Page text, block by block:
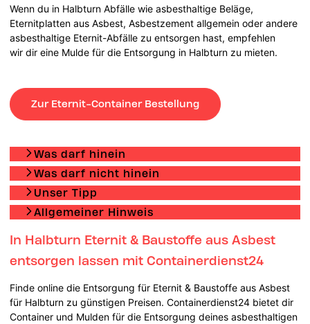
Wenn du in Halbturn Abfälle wie asbesthaltige Beläge,
Eternitplatten aus Asbest, Asbestzement allgemein oder andere
asbesthaltige Eternit-Abfälle zu entsorgen hast, empfehlen
wir dir eine Mulde für die Entsorgung in Halbturn zu mieten.
Zur Eternit-Container Bestellung
Was darf hinein
Was darf nicht hinein
Unser Tipp
Allgemeiner Hinweis
In Halbturn Eternit & Baustoffe aus Asbest
entsorgen lassen mit Containerdienst24
Finde online die Entsorgung für Eternit & Baustoffe aus Asbest
für Halbturn zu günstigen Preisen. Containerdienst24 bietet dir
Container und Mulden für die Entsorgung deines asbesthaltigen